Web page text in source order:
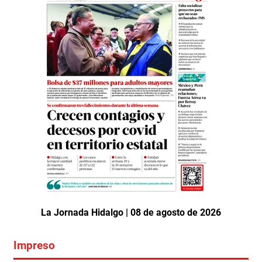
La Jornada Hidalgo | 08 de agosto de 2026
Impreso